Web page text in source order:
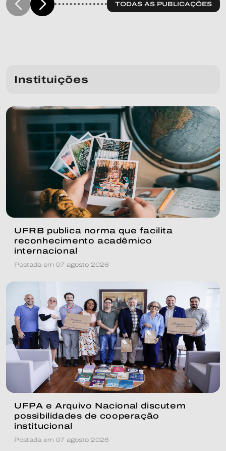
TODAS AS PUBLICAÇÕES
Instituições
UFRB publica norma que facilita
reconhecimento acadêmico
internacional
Postada em 07 agosto 2026
UFPA e Arquivo Nacional discutem
possibilidades de cooperação
institucional
Postada em 07 agosto 2026